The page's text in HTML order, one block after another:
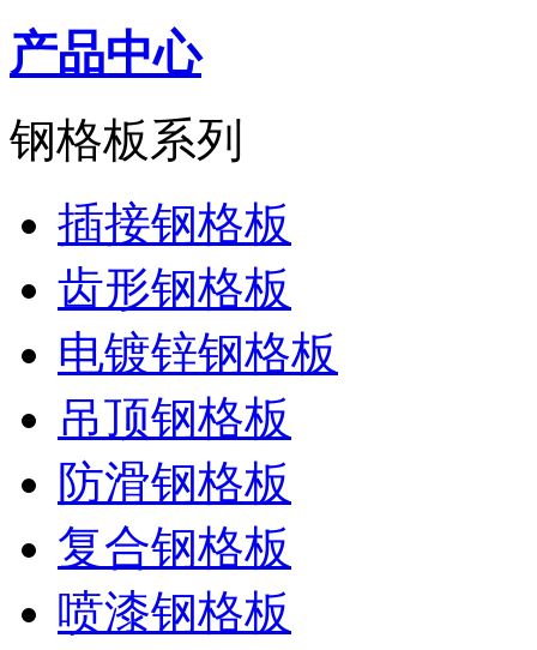
产品中心
钢格板系列
插接钢格板
齿形钢格板
电镀锌钢格板
吊顶钢格板
防滑钢格板
复合钢格板
喷漆钢格板